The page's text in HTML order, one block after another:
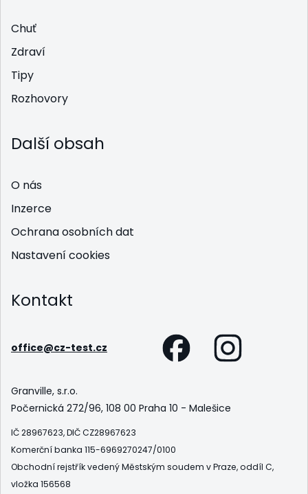
Chuť
Zdraví
Tipy
Rozhovory
Další obsah
O nás
Inzerce
Ochrana osobních dat
Nastavení cookies
Kontakt
office@cz-test.cz
Granville, s.r.o.
Počernická 272/96, 108 00 Praha 10 - Malešice
IČ 28967623, DIČ CZ28967623
Komerční banka 115-6969270247/0100
Obchodní rejstřík vedený Městským soudem v Praze, oddíl C,
vložka 156568